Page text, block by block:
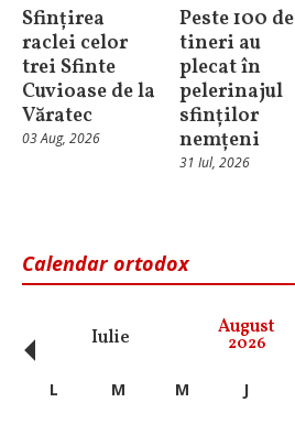
Sfințirea
raclei celor
trei Sfinte
Cuvioase de la
Văratec
03 Aug, 2026
Peste 100 de
tineri au
plecat în
pelerinajul
sfinților
nemțeni
31 Iul, 2026
Calendar ortodox
Iulie August
2026
‹ L M M J